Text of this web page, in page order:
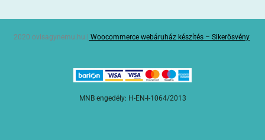
2020 ovisagynemu.hu | Woocommerce webáruház készítés – Sikerösvény
MNB engedély: H-EN-I-1064/2013